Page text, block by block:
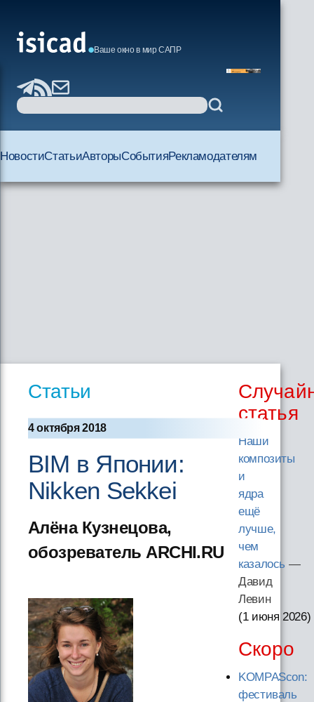
Ваше окно в мир САПР
НовостиСтатьиАвторыСобытияРекламодателям
Статьи
4 октября 2018
BIM в Японии:
Nikken Sekkei
Алёна Кузнецова,
обозреватель ARCHI.RU
статья
Наши
композиты
и
ядра
ещё
лучше,
чем
казалось —
Давид
Левин
(1 июня 2026)
Скоро
KOMPAScon:
фестиваль